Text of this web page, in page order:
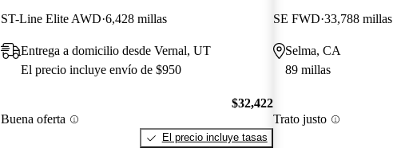
ST-Line Elite AWD 6,428 millas
Entrega a domicilio desde Vernal, UT
El precio incluye envío de $950
Buena oferta
$32,422
El precio incluye tasas
SE FWD 33,788 millas
Selma, CA
89 millas
Trato justo